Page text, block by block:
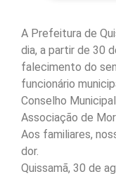
A Prefeitura de
dia, a partir de 30
falecimento do
funcionário
Conselho
Associação de
Aos familiares,
dor.
Quissamã, 30 de